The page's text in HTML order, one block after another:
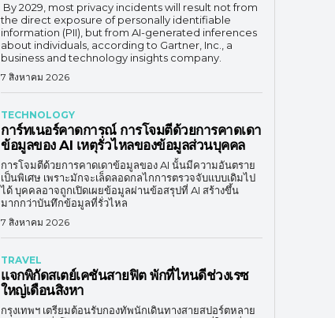
By 2029, most privacy incidents will result not from
the direct exposure of personally identifiable
information (PII), but from AI-generated inferences
about individuals, according to Gartner, Inc., a
business and technology insights company.
7 สิงหาคม 2026
TECHNOLOGY
การ์ทเนอร์คาดการณ์ การโจมตีด้วยการคาดเดา
ข้อมูลของ AI เหตุรั่วไหลของข้อมูลส่วนบุคคล
การโจมตีด้วยการคาดเดาข้อมูลของ AI นั้นมีความอันตราย
เป็นพิเศษ เพราะมักจะเล็ดลอดกลไกการตรวจจับแบบเดิมไป
ได้ บุคคลอาจถูกเปิดเผยข้อมูลผ่านข้อสรุปที่ AI สร้างขึ้น
มากกว่าบันทึกข้อมูลที่รั่วไหล
7 สิงหาคม 2026
TRAVEL
แจกพิกัดสเตย์เคชันสายฟิต พักที่ไหนดีช่วงเรซ
ใหญ่เดือนสิงหา
กรุงเทพฯ เตรียมต้อนรับกองทัพนักเดินทางสายสปอร์ตหลาย